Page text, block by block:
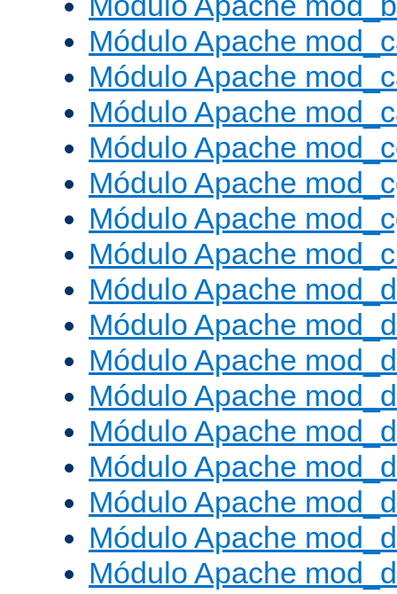
Módulo Apache
Módulo Apache
Módulo Apache
Módulo Apache
Módulo Apache
Módulo Apache
Módulo Apache
Módulo Apache
Módulo Apache
Módulo Apache
Módulo Apache
Módulo Apache
Módulo Apache
Módulo Apache
Módulo Apache
Módulo Apache